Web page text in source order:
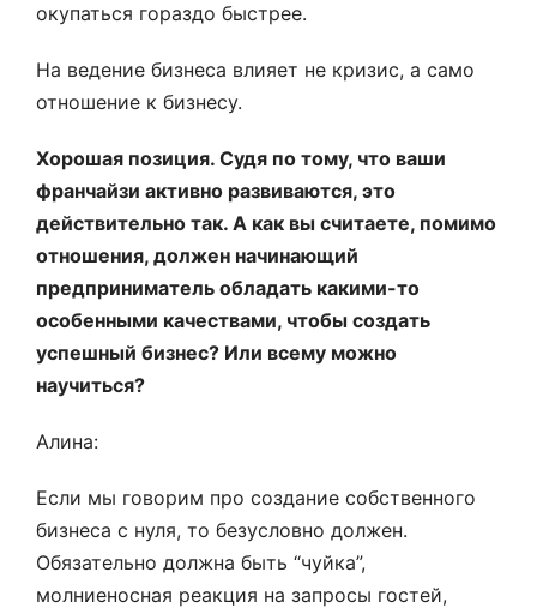
окупаться гораздо быстрее.
На ведение бизнеса влияет не кризис, а само
отношение к бизнесу.
Хорошая позиция. Судя по тому, что ваши
франчайзи активно развиваются, это
действительно так. А как вы считаете, помимо
отношения, должен начинающий
предприниматель обладать какими-то
особенными качествами, чтобы создать
успешный бизнес? Или всему можно
научиться?
Алина:
Если мы говорим про создание собственного
бизнеса с нуля, то безусловно должен.
Обязательно должна быть “чуйка”,
молниеносная реакция на запросы гостей,